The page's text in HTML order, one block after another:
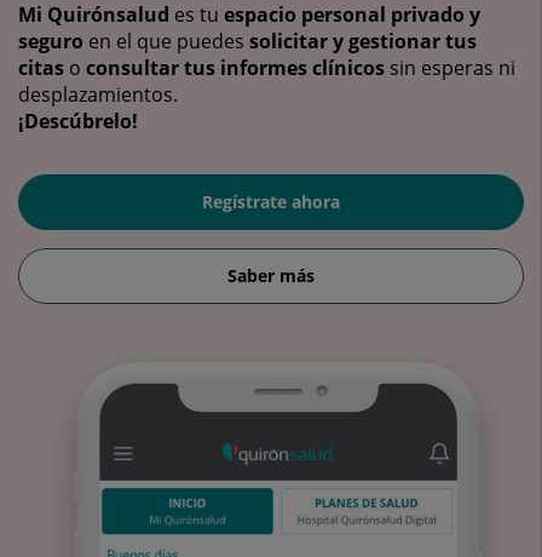
Mi Quirónsalud es tu espacio personal privado y
seguro en el que puedes solicitar y gestionar tus
citas o consultar tus informes clínicos sin esperas ni
desplazamientos.
¡Descúbrelo!
Regístrate ahora
Saber más